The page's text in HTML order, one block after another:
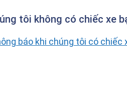
tôi không có chiếc xe
báo khi chúng tôi có chiếc